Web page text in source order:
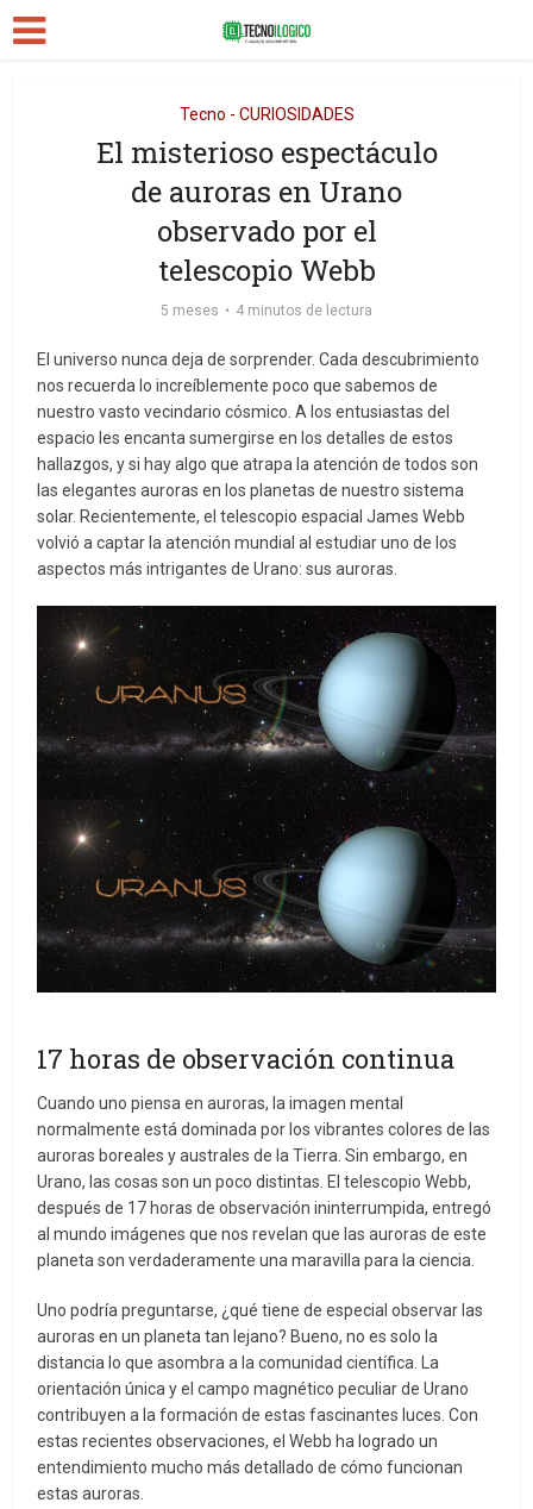
Tecno - CURIOSIDADES
El misterioso espectáculo
de auroras en Urano
observado por el
telescopio Webb
5 meses 4 minutos de lectura
El universo nunca deja de sorprender. Cada descubrimiento
nos recuerda lo increíblemente poco que sabemos de
nuestro vasto vecindario cósmico. A los entusiastas del
espacio les encanta sumergirse en los detalles de estos
hallazgos, y si hay algo que atrapa la atención de todos son
las elegantes auroras en los planetas de nuestro sistema
solar. Recientemente, el telescopio espacial James Webb
volvió a captar la atención mundial al estudiar uno de los
aspectos más intrigantes de Urano: sus auroras.
17 horas de observación continua
Cuando uno piensa en auroras, la imagen mental
normalmente está dominada por los vibrantes colores de las
auroras boreales y australes de la Tierra. Sin embargo, en
Urano, las cosas son un poco distintas. El telescopio Webb,
después de 17 horas de observación ininterrumpida, entregó
al mundo imágenes que nos revelan que las auroras de este
planeta son verdaderamente una maravilla para la ciencia.
Uno podría preguntarse, ¿qué tiene de especial observar las
auroras en un planeta tan lejano? Bueno, no es solo la
distancia lo que asombra a la comunidad científica. La
orientación única y el campo magnético peculiar de Urano
contribuyen a la formación de estas fascinantes luces. Con
estas recientes observaciones, el Webb ha logrado un
entendimiento mucho más detallado de cómo funcionan
estas auroras.